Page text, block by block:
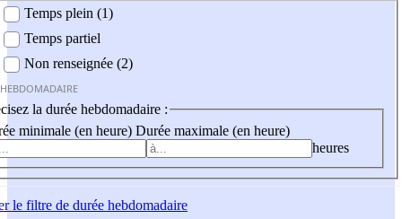
Temps plein (1)
Temps partiel
Non renseignée (2)
la durée hebdomadaire :
minimale (en heure) Durée maximale (en heure)
heures
le filtre de durée hebdomadaire